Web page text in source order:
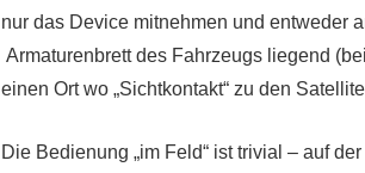
nur das Device mitnehmen und entweder
Armaturenbrett des Fahrzeugs liegend
einen Ort wo „Sichtkontakt“ zu den
Die Bedienung „im Feld“ ist trivial – auf